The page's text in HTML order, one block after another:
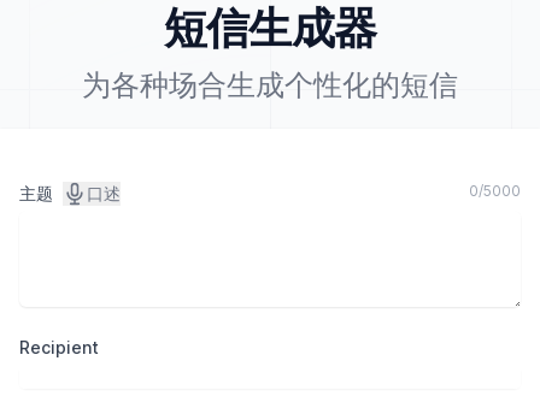
短信生成器
为各种场合生成个性化的短信
主题 口述 0/5000
Recipient